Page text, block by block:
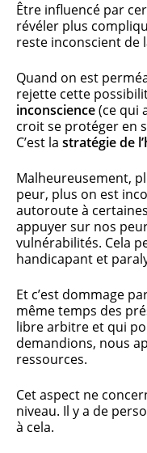
Être influencé par
révéler plus
reste inconscient de
Quand on est
rejette cette
inconscience(ce qui
croit se protéger en
C’est la stratégie de
Malheureusement,
peur, plus on est
autoroute à
appuyer sur nos
vulnérabilités. Cela
handicapant et
Et c’est dommage
même temps des
libre arbitre et qui
demandions, nous
ressources.
Cet aspect ne
niveau. Il y a de
à cela.